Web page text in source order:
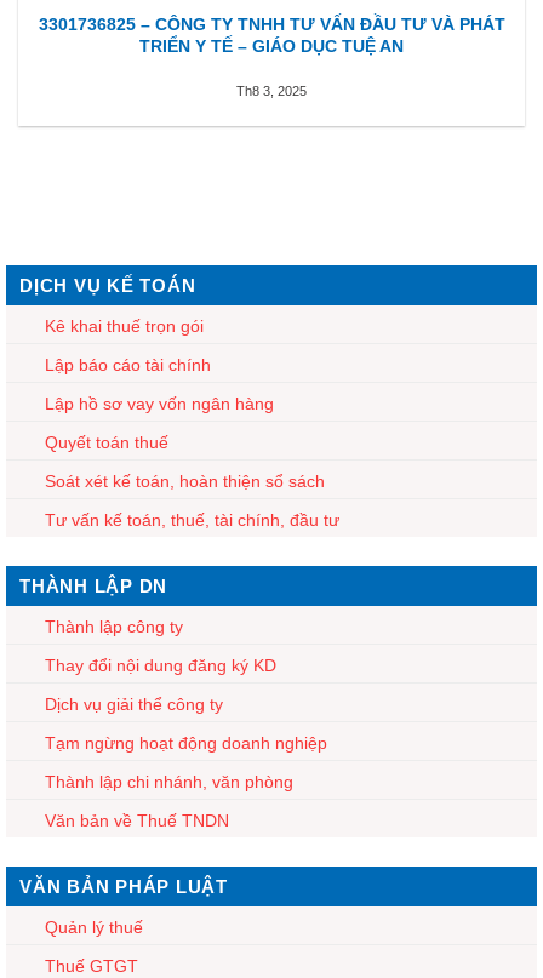
3301736825 – CÔNG TY TNHH TƯ VẤN ĐẦU TƯ VÀ PHÁT
TRIỂN Y TẾ – GIÁO DỤC TUỆ AN
Th8 3, 2025
DỊCH VỤ KẾ TOÁN
Kê khai thuế trọn gói
Lập báo cáo tài chính
Lập hồ sơ vay vốn ngân hàng
Quyết toán thuế
Soát xét kế toán, hoàn thiện sổ sách
Tư vấn kế toán, thuế, tài chính, đầu tư
THÀNH LẬP DN
Thành lập công ty
Thay đổi nội dung đăng ký KD
Dịch vụ giải thể công ty
Tạm ngừng hoạt động doanh nghiệp
Thành lập chi nhánh, văn phòng
Văn bản về Thuế TNDN
VĂN BẢN PHÁP LUẬT
Quản lý thuế
Thuế GTGT